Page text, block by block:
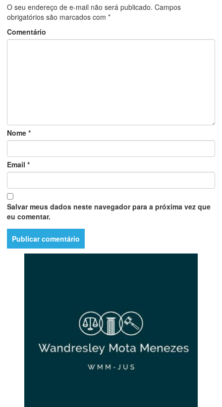
O seu endereço de e-mail não será publicado. Campos
obrigatórios são marcados com *
Comentário
Nome *
Email *
Salvar meus dados neste navegador para a próxima vez que
eu comentar.